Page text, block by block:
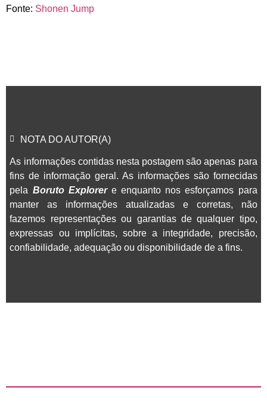
Fonte: Shonen Jump
NOTA DO AUTOR(A)
As informações contidas nesta postagem são apenas para
fins de informação geral. As informações são fornecidas
pela Boruto Explorere enquanto nos esforçamos para
manter as informações atualizadas e corretas, não
fazemos representações ou garantias de qualquer tipo,
expressas ou implícitas, sobre a integridade, precisão,
confiabilidade, adequação ou disponibilidade de a fins.